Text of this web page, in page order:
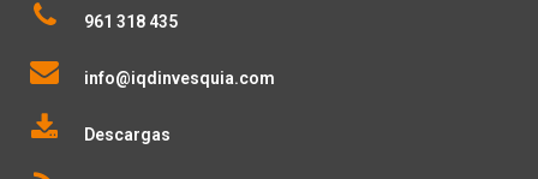
961 318 435
info@iqdinvesquia.com
Descargas